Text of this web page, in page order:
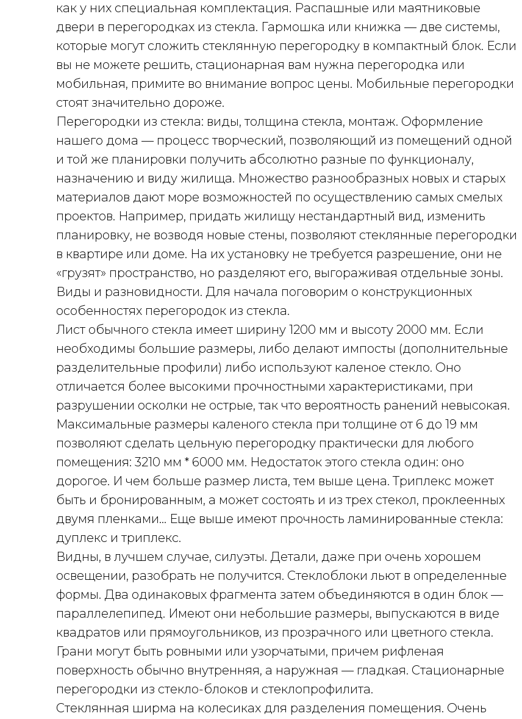
как у них специальная комплектация. Распашные или маятниковые
двери в перегородках из стекла. Гармошка или книжка — две системы,
которые могут сложить стеклянную перегородку в компактный блок. Если
вы не можете решить, стационарная вам нужна перегородка или
мобильная, примите во внимание вопрос цены. Мобильные перегородки
стоят значительно дороже.
Перегородки из стекла: виды, толщина стекла, монтаж. Оформление
нашего дома — процесс творческий, позволяющий из помещений одной
и той же планировки получить абсолютно разные по функционалу,
назначению и виду жилища. Множество разнообразных новых и старых
материалов дают море возможностей по осуществлению самых смелых
проектов. Например, придать жилищу нестандартный вид, изменить
планировку, не возводя новые стены, позволяют стеклянные перегородки
в квартире или доме. На их установку не требуется разрешение, они не
«грузят» пространство, но разделяют его, выгораживая отдельные зоны.
Виды и разновидности. Для начала поговорим о конструкционных
особенностях перегородок из стекла.
Лист обычного стекла имеет ширину 1200 мм и высоту 2000 мм. Если
необходимы большие размеры, либо делают импосты (дополнительные
разделительные профили) либо используют каленое стекло. Оно
отличается более высокими прочностными характеристиками, при
разрушении осколки не острые, так что вероятность ранений невысокая.
Максимальные размеры каленого стекла при толщине от 6 до 19 мм
позволяют сделать цельную перегородку практически для любого
помещения: 3210 мм * 6000 мм. Недостаток этого стекла один: оно
дорогое. И чем больше размер листа, тем выше цена. Триплекс может
быть и бронированным, а может состоять и из трех стекол, проклеенных
двумя пленками… Еще выше имеют прочность ламинированные стекла:
дуплекс и триплекс.
Видны, в лучшем случае, силуэты. Детали, даже при очень хорошем
освещении, разобрать не получится. Стеклоблоки льют в определенные
формы. Два одинаковых фрагмента затем объединяются в один блок —
параллелепипед. Имеют они небольшие размеры, выпускаются в виде
квадратов или прямоугольников, из прозрачного или цветного стекла.
Грани могут быть ровными или узорчатыми, причем рифленая
поверхность обычно внутренняя, а наружная — гладкая. Стационарные
перегородки из стекло-блоков и стеклопрофилита.
Стеклянная ширма на колесиках для разделения помещения. Очень